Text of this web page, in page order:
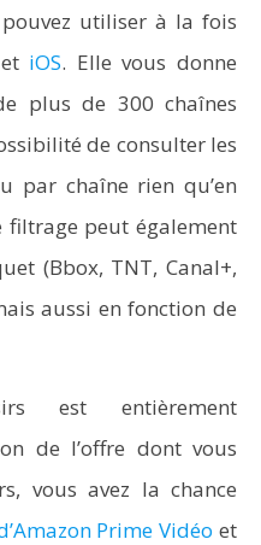
utiliser à la fois
et iOS. Elle vous donne
plus de 300 chaînes
de consulter les
par chaîne rien qu’en
filtrage peut également
(Bbox, TNT, Canal+,
aussi en fonction de
est entièrement
de l’offre dont vous
vous avez la chance
Prime Vidéo et